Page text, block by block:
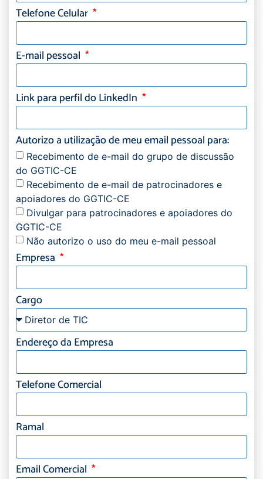
Telefone Celular
E-mail pessoal
Link para perfil do LinkedIn
Autorizo a utilização de meu email pessoal para:
Recebimento de e-mail do grupo de discussão
do GGTIC-CE
Recebimento de e-mail de patrocinadores e
apoiadores do GGTIC-CE
Divulgar para patrocinadores e apoiadores do
GGTIC-CE
Não autorizo o uso do meu e-mail pessoal
Empresa
Cargo
Endereço da Empresa
Telefone Comercial
Ramal
Email Comercial